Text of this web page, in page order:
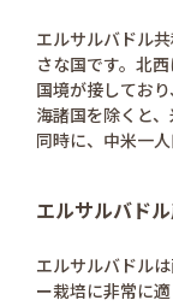
エルサルバドル
さな国です。北
国境が接してお
海諸国を除くと
同時に、中米一
エルサルバド
エルサルバドル
ー栽培に非常に